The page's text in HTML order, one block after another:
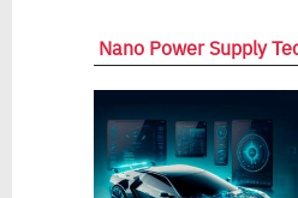
Nano Power Supply